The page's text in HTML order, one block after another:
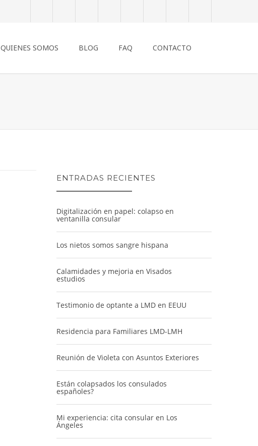
QUIENES SOMOS BLOG FAQ CONTACTO
ENTRADAS RECIENTES
Digitalización en papel: colapso en
ventanilla consular
Los nietos somos sangre hispana
Calamidades y mejoria en Visados
estudios
Testimonio de optante a LMD en EEUU
Residencia para Familiares LMD-LMH
Reunión de Violeta con Asuntos Exteriores
Están colapsados los consulados
españoles?
Mi experiencia: cita consular en Los
Ángeles